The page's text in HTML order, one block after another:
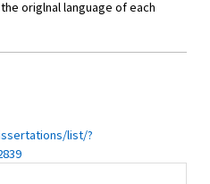
origlnal language of each
list/?